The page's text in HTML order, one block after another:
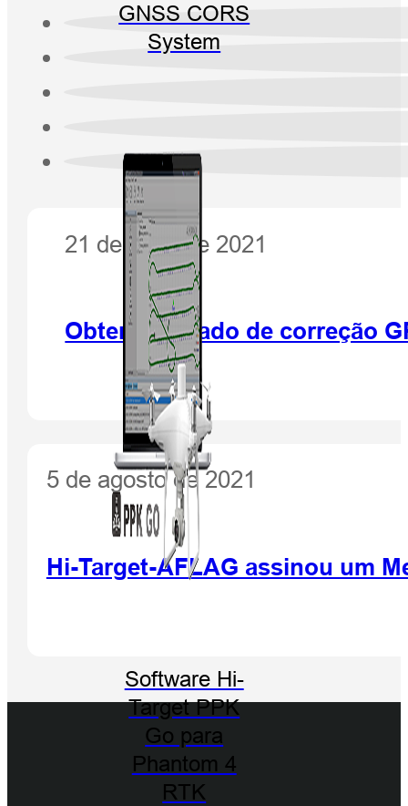
GNSS CORS
System
Software Hi-
Target PPK
Go para
Phantom 4
RTK
21 de julho de 2021
Obter resultado de correção
5 de agosto de 2021
Hi-Target-AFLAG assinou um